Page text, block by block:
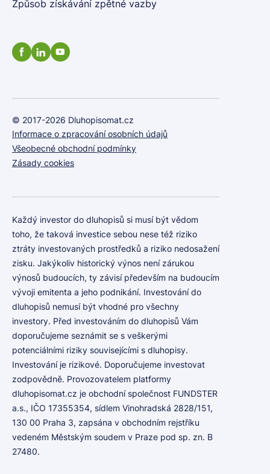
Způsob získávání zpětné vazby
© 2017-2026 Dluhopisomat.cz
Informace o zpracování osobních údajů
Všeobecné obchodní podmínky
Zásady cookies
Každý investor do dluhopisů si musí být vědom
toho, že taková investice sebou nese též riziko
ztráty investovaných prostředků a riziko nedosažení
zisku. Jakýkoliv historický výnos není zárukou
výnosů budoucích, ty závisí především na budoucím
vývoji emitenta a jeho podnikání. Investování do
dluhopisů nemusí být vhodné pro všechny
investory. Před investováním do dluhopisů Vám
doporučujeme seznámit se s veškerými
potenciálními riziky souvisejícími s dluhopisy.
Investování je rizikové. Doporučujeme investovat
zodpovědně. Provozovatelem platformy
dluhopisomat.cz je obchodní společnost FUNDSTER
a.s., IČO 17355354, sídlem Vinohradská 2828/151,
130 00 Praha 3, zapsána v obchodním rejstříku
vedeném Městským soudem v Praze pod sp. zn. B
27480.